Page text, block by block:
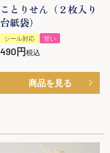
ことりせん（２枚入り
台紙袋）
シール対応 甘い
490 税込
商品を見る